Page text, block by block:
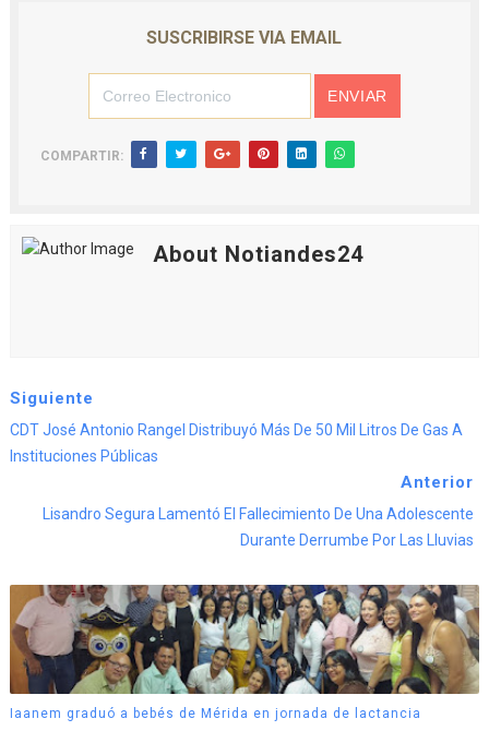
SUSCRIBIRSE VIA EMAIL
COMPARTIR:
About Notiandes24
Siguiente
CDT José Antonio Rangel Distribuyó Más De 50 Mil Litros De Gas A
Instituciones Públicas
Anterior
Lisandro Segura Lamentó El Fallecimiento De Una Adolescente
Durante Derrumbe Por Las Lluvias
Iaanem graduó a bebés de Mérida en jornada de lactancia